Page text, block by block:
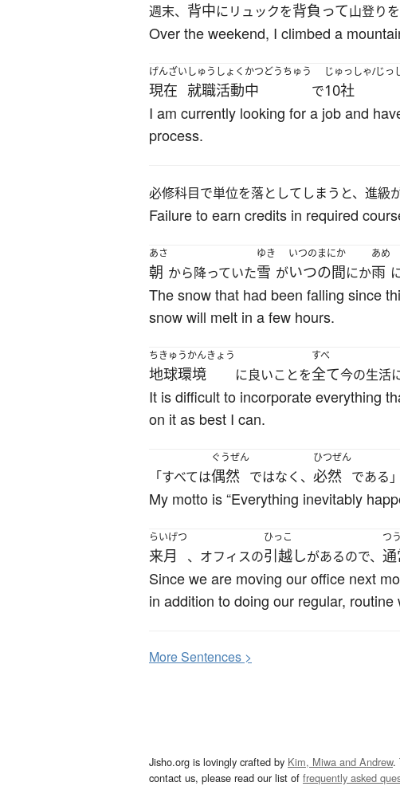
週末、 背中にリュックを背負って山登りを
Over the weekend, I climbed a
げんざい
現在
しゅうしょくかつどうちゅう
就職活動中 で
じゅっしゃ/じっ
10社
I am currently looking for a job and
process.
必修科目で単位を落としてしまうと、進級
Failure to earn credits in required
あさ
朝 から降っていた
ゆき
雪 が
いつのまにか
いつの間にか
あめ
雨
The snow that had been falling since
snow will melt in a few hours.
ちきゅうかんきょう
地球環境 に良いことを
すべ
全て今の生活
It is difficult to incorporate everything
on it as best I can.
「すべては
ぐうぜん
偶然 ではなく、
ひつぜん
必然 である
My motto is “Everything inevitably
らいげつ
来月 、オフィスの
ひっこ
引越しがあるので、
つ
Since we are moving our office next
in addition to doing our regular, routine
MoreSentences >
Jisho.org is lovingly crafted by Kim, Miwa and Andrew.
contact us, please read our list of frequently asked